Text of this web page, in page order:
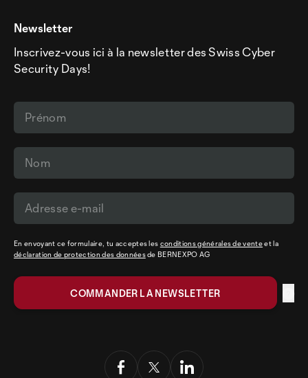
Newsletter
Inscrivez-vous ici à la newsletter des Swiss Cyber
Security Days!
En envoyant ce formulaire, tu acceptes les conditions générales de venteet la
déclaration de protection des donnéesde BERNEXPO AG